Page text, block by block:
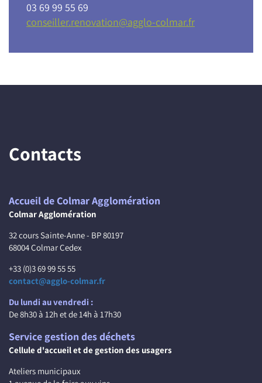
03 69 99 55 69
conseiller.renovation@agglo-colmar.fr
Contacts
Accueil de Colmar Agglomération
Colmar Agglomération
32 cours Sainte-Anne - BP 80197
68004 Colmar Cedex
+33 (0)3 69 99 55 55
contact@agglo-colmar.fr
Du lundi au vendredi :
De 8h30 à 12h et de 14h à 17h30
Service gestion des déchets
Cellule d'accueil et de gestion des usagers
Ateliers municipaux